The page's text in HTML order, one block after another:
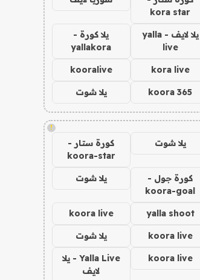
kora star
يلا لايف - yalla
live
يلا كورة -
yallakora
kora live
kooralive
koora 365 يلا شوت
!
يلا شوت
كورة ستار -
koora-star
كورة جول -
koora-goal
يلا شوت
yalla shoot
koora live
koora live يلا شوت
koora live
Yalla Live - يلا
لايف